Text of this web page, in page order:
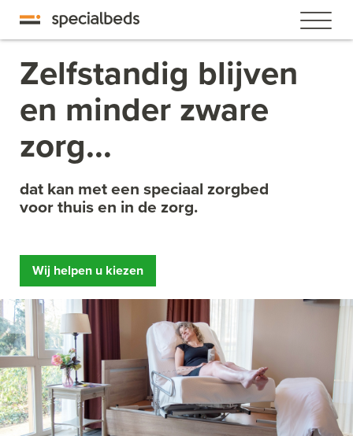
Zelfstandig blijven
en minder zware
zorg...
dat kan met een speciaal zorgbed
voor thuis en in de zorg.
Wij helpen u kiezen